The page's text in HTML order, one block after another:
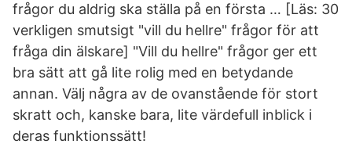
frågor du aldrig ska ställa på en första … [Läs: 30
verkligen smutsigt "vill du hellre" frågor för att
fråga din älskare] "Vill du hellre" frågor ger ett
bra sätt att gå lite rolig med en betydande
annan. Välj några av de ovanstående för stort
skratt och, kanske bara, lite värdefull inblick i
deras funktionssätt!